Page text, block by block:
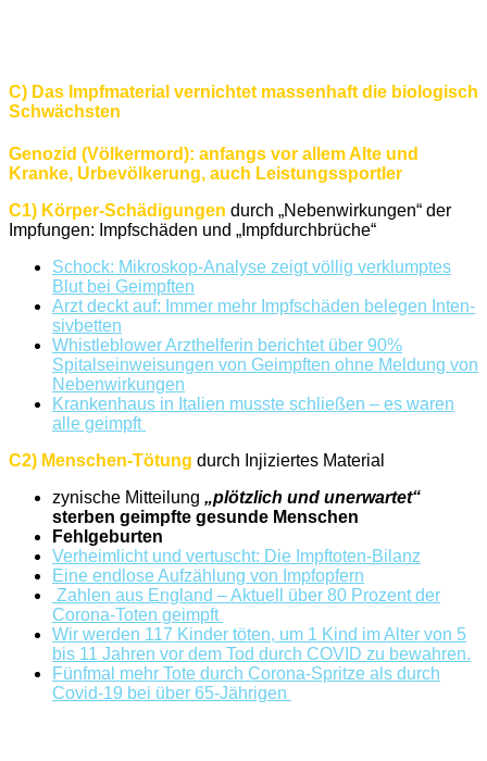
C) Das Impfmaterial vernichtet massenhaft die biologisch
Schwächsten
Genozid (Völkermord): anfangs vor allem Alte und
Kranke, Urbevölkerung, auch Leistungssportler
C1) Körper-Schädigungen durch „Nebenwirkungen“ der
Impfungen: Impfschäden und „Impfdurchbrüche“
Schock: Mikroskop-Analyse zeigt völlig verklumptes
Blut bei Geimpften
Arzt deckt auf: Immer mehr Impf­schäden belegen Inten­
siv­betten
Whistleblower Arzthelferin berichtet über 90%
Spitalseinweisungen von Geimpften ohne Meldung von
Nebenwirkungen
Krankenhaus in Italien musste schließen – es waren
alle geimpft
C2) Menschen-Tötung durch Injiziertes Material
zynische Mitteilung „plötzlich und unerwartet“
sterben geimpfte gesunde Menschen
Fehlgeburten
Verheimlicht und vertuscht: Die Impftoten-Bilanz
Eine endlose Aufzählung von Impfopfern
Zahlen aus England – Aktuell über 80 Prozent der
Corona-Toten geimpft
Wir werden 117 Kinder töten, um 1 Kind im Alter von 5
bis 11 Jahren vor dem Tod durch COVID zu bewahren.
Fünfmal mehr Tote durch Corona-Spritze als durch
Covid-19 bei über 65-Jährigen